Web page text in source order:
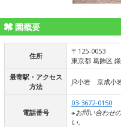
園概要
住所
〒125-0053
東京都 葛飾区
最寄駅・アクセス
方法
JR小岩 京成小
電話番号
03-3672-0150
※お問い合わせ
い。